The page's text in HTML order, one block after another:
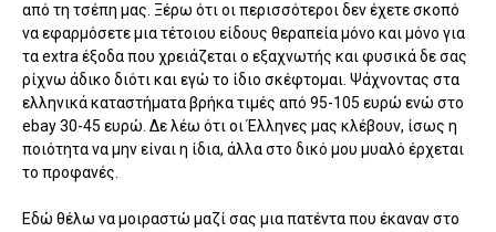
από τη τσέπη μας. Ξέρω ότι οι περισσότεροι δεν έχετε σκοπό
να εφαρμόσετε μια τέτοιου είδους θεραπεία μόνο και μόνο για
τα extra έξοδα που χρειάζεται ο εξαχνωτής και φυσικά δε σας
ρίχνω άδικο διότι και εγώ το ίδιο σκέφτομαι. Ψάχνοντας στα
ελληνικά καταστήματα βρήκα τιμές από 95-105 ευρώ ενώ στο
ebay 30-45 ευρώ. Δε λέω ότι οι Έλληνες μας κλέβουν, ίσως η
ποιότητα να μην είναι η ίδια, άλλα στο δικό μου μυαλό έρχεται
το προφανές.
Εδώ θέλω να μοιραστώ μαζί σας μια πατέντα που έκαναν στο